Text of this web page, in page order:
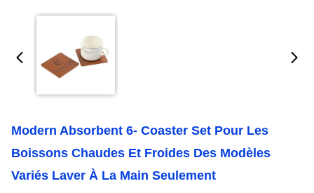
Modern Absorbent 6- Coaster Set Pour Les
Boissons Chaudes Et Froides Des Modèles
Variés Laver À La Main Seulement